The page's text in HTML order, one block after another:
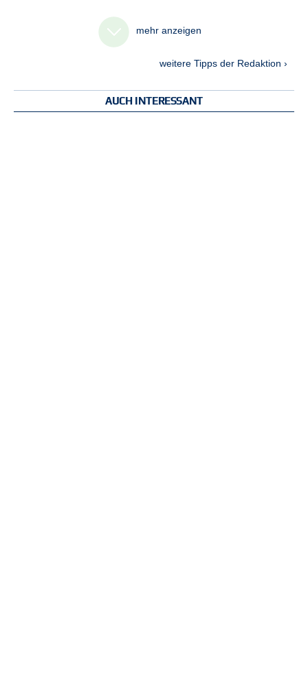
mehr anzeigen
weitere Tipps der Redaktion ›
AUCH INTERESSANT